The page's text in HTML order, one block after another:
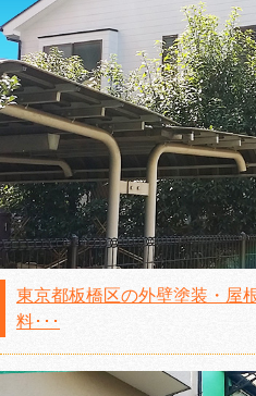
東京都板橋区の外壁塗装・屋
料･･･